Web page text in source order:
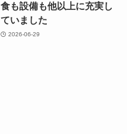
食も設備も他以上に充実し
ていました
2026-06-29